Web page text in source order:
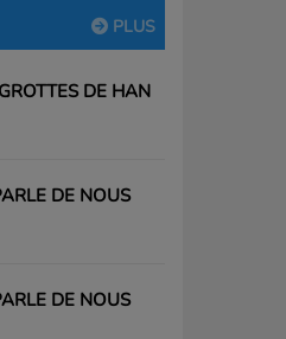
PLUS
DE HAN
DE NOUS
DE NOUS